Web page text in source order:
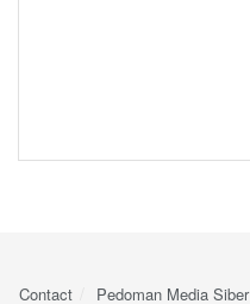
Contact Pedoman Media Siber